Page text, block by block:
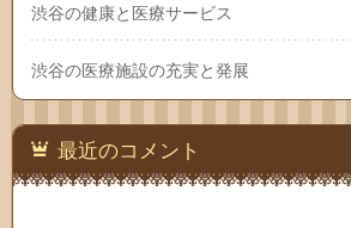
渋谷の健康と医療サービス
渋谷の医療施設の充実と発展
最近のコメント